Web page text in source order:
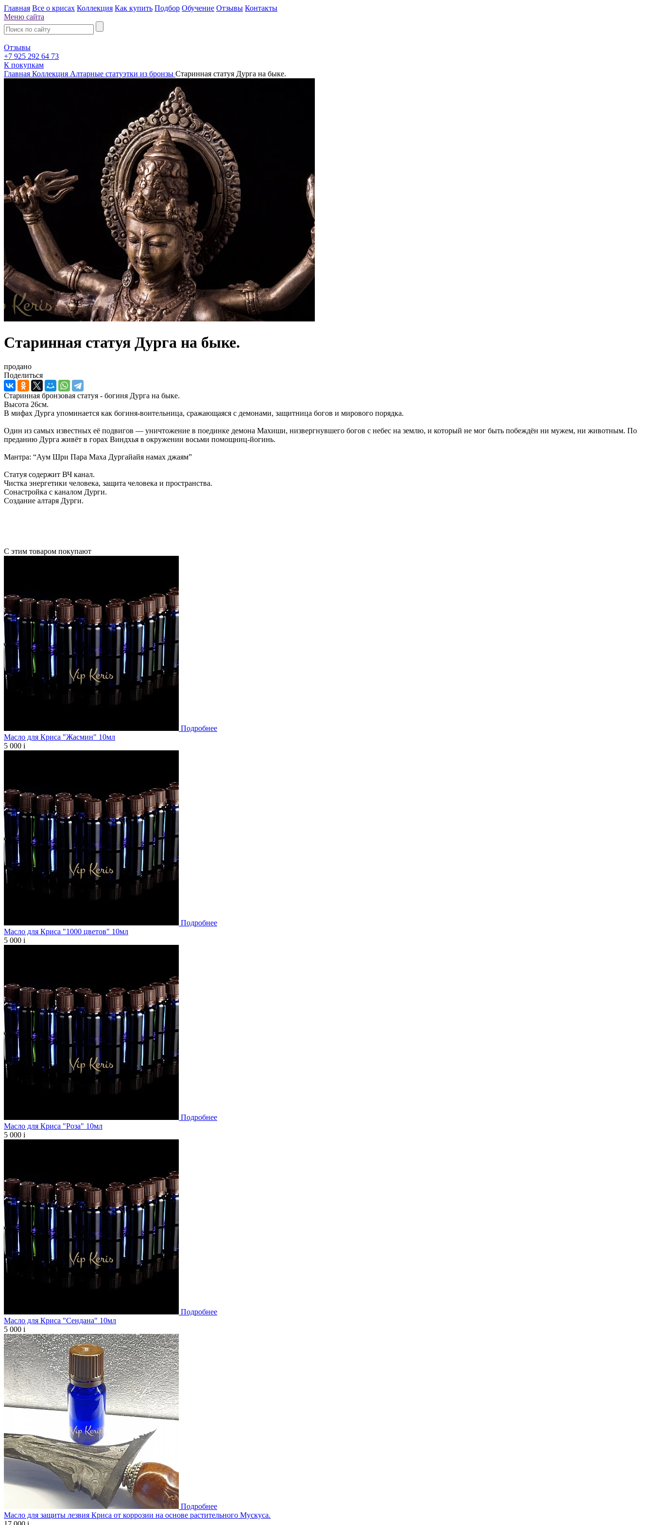
Главная Все о крисах Коллекция Как купить Подбор Обучение Отзывы Контакты
Меню сайта
Отзывы
+7 925 292 64 73
К покупкам
Главная Коллекция Алтарные статуэтки из бронзы Старинная статуя Дурга на быке.
Старинная статуя Дурга на быке.
продано
Поделиться
Старинная бронзовая статуя - богиня Дурга на быке.
Высота 26см.
В мифах Дурга упоминается как богиня-воительница, сражающаяся с демонами, защитница богов и мирового порядка.
Один из самых известных её подвигов — уничтожение в поединке демона Махиши, низвергнувшего богов с небес на землю, и который не мог быть побеждён ни мужем, ни животным. По
преданию Дурга живёт в горах Виндхья в окружении восьми помощниц-йогинь.
Мантра: “Аум Шри Пара Маха Дургайайя намах джаям”
Статуя содержит ВЧ канал.
Чистка энергетики человека, защита человека и пространства.
Сонастройка с каналом Дурги.
Создание алтаря Дурги.
С этим товаром покупают
Подробнее
Масло для Криса "Жасмин" 10мл
5 000 i
Подробнее
Масло для Криса "1000 цветов" 10мл
5 000 i
Подробнее
Масло для Криса "Роза" 10мл
5 000 i
Подробнее
Масло для Криса "Сендана" 10мл
5 000 i
Подробнее
Масло для защиты лезвия Криса от коррозии на основе растительного Мускуса.